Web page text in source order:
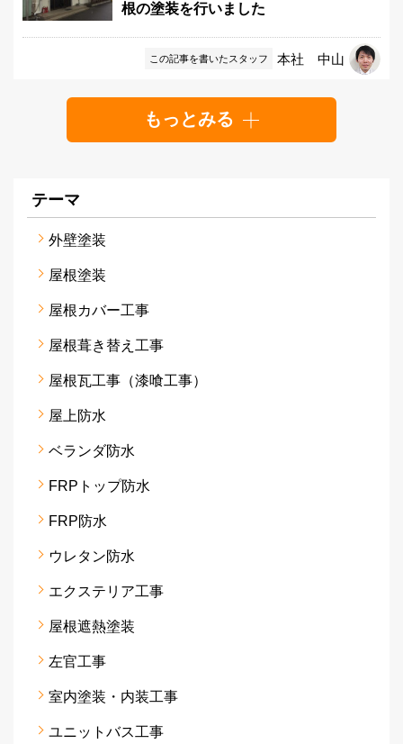
根の塗装を行いました
この記事を書いたスタッフ 本社 中山
もっとみる
テーマ
外壁塗装
屋根塗装
屋根カバー工事
屋根葺き替え工事
屋根瓦工事（漆喰工事）
屋上防水
ベランダ防水
FRPトップ防水
FRP防水
ウレタン防水
エクステリア工事
屋根遮熱塗装
左官工事
室内塗装・内装工事
ユニットバス工事